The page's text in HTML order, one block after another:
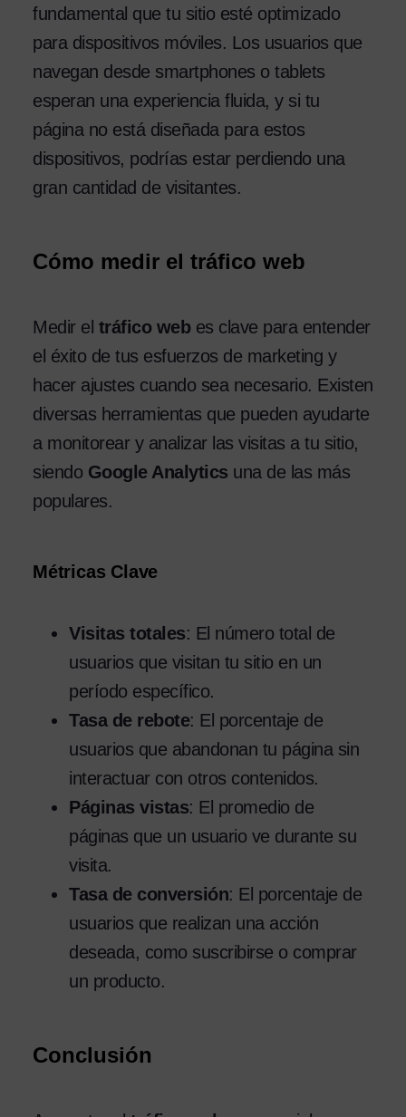
fundamental que tu sitio esté optimizado
para dispositivos móviles. Los usuarios que
navegan desde smartphones o tablets
esperan una experiencia fluida, y si tu
página no está diseñada para estos
dispositivos, podrías estar perdiendo una
gran cantidad de visitantes.
Cómo medir el tráfico web
Medir el tráfico webes clave para entender
el éxito de tus esfuerzos de marketing y
hacer ajustes cuando sea necesario. Existen
diversas herramientas que pueden ayudarte
a monitorear y analizar las visitas a tu sitio,
siendo Google Analytics una de las más
populares.
Métricas Clave
Visitas totales: El número total de
usuarios que visitan tu sitio en un
período específico.
Tasa de rebote: El porcentaje de
usuarios que abandonan tu página sin
interactuar con otros contenidos.
Páginas vistas: El promedio de
páginas que un usuario ve durante su
visita.
Tasa de conversión: El porcentaje de
usuarios que realizan una acción
deseada, como suscribirse o comprar
un producto.
Conclusión